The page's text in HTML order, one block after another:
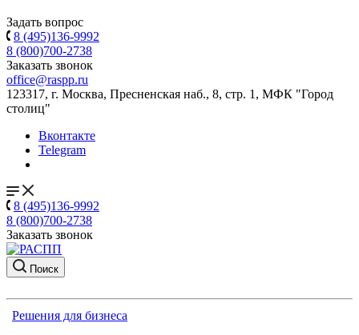
Задать вопрос
8 (495)136-9992
8 (800)700-2738
Заказать звонок
office@raspp.ru
123317, г. Москва, Пресненская наб., 8, стр. 1, МФК "Город
столиц"
Вконтакте
Telegram
8 (495)136-9992
8 (800)700-2738
Заказать звонок
Поиск
Решения для бизнеса